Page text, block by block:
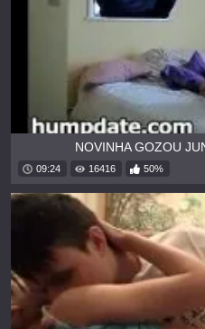
NOVINHA GOZOU
09:24 16416 50%